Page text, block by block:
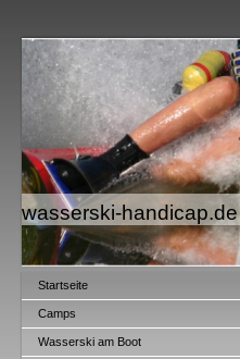
wasserski-handicap.de
Startseite
Camps
Wasserski am Boot